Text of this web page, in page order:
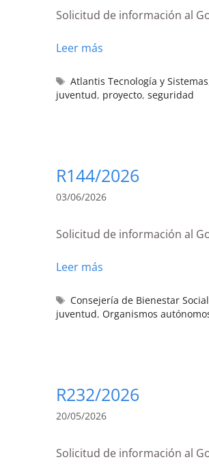
Solicitud de información al
Leer más
Atlantis Tecnología y Sistemas
juventud, proyecto, seguridad
R144/2026
03/06/2026
Solicitud de información al
Leer más
Consejería de Bienestar Social
juventud, Organismos
R232/2026
20/05/2026
Solicitud de información al